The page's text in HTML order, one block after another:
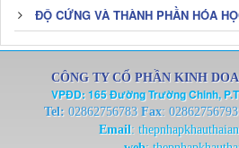
ĐỘ CỨNG VÀ THÀNH PHẦN HÓA
CÔNG TY CỔ PHẦN KINH
VPĐD: 165 Đường Trường Chinh,
Tel: 02862756783 Fax: 02862756793
Email: